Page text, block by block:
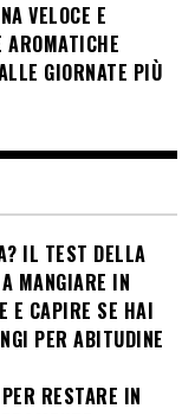
VELOCE E
GIORNATE PIÙ
IL TEST DELLA
MANGIARE IN
E CAPIRE SE HAI
PER ABITUDINE
RESTARE IN